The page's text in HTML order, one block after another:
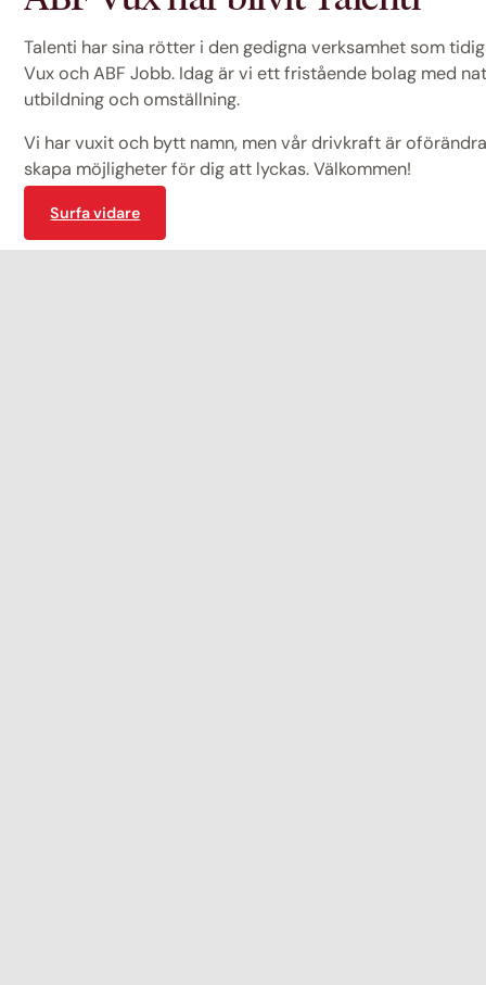
Talenti har sina rötter i den gedigna verksamhet som
Vux och ABF Jobb. Idag är vi ett fristående bolag med
utbildning och omställning.
Vi har vuxit och bytt namn, men vår drivkraft är
skapa möjligheter för dig att lyckas. Välkommen!
Surfa vidare